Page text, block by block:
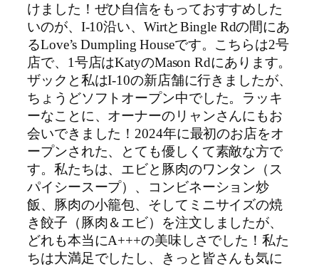
けました！ぜひ自信をもっておすすめした
いのが、I-10沿い、WirtとBingle Rdの間にあ
るLove’s Dumpling Houseです。こちらは2号
店で、1号店はKatyのMason Rdにあります。
ザックと私はI-10の新店舗に行きましたが、
ちょうどソフトオープン中でした。ラッキ
ーなことに、オーナーのリャンさんにもお
会いできました！2024年に最初のお店をオ
ープンされた、とても優しくて素敵な方で
す。私たちは、エビと豚肉のワンタン（ス
パイシースープ）、コンビネーション炒
飯、豚肉の小籠包、そしてミニサイズの焼
き餃子（豚肉＆エビ）を注文しましたが、
どれも本当にA+++の美味しさでした！私た
ちは大満足でしたし、きっと皆さんも気に